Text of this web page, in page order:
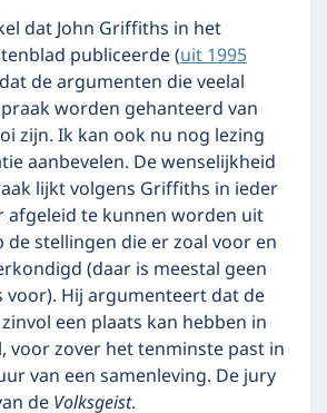
dat John Griffiths in het
publiceerde (uit 1995
de argumenten die veelal
worden gehanteerd van
zijn. Ik kan ook nu nog lezing
aanbevelen. De wenselijkheid
lijkt volgens Griffiths in ieder
afgeleid te kunnen worden uit
stellingen die er zoal voor en
(daar is meestal geen
voor). Hij argumenteert dat de
een plaats kan hebben in
voor zover het tenminste past in
van een samenleving. De jury
deVolksgeist.